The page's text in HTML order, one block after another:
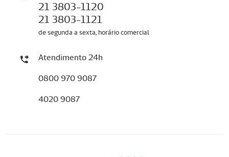
21 3803-1120
21 3803-1121
de segunda a sexta, horário comercial
Atendimento 24h
0800 970 9087
4020 9087